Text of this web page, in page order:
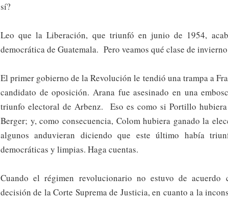
sí?
Leo que la Liberación, que triunfó en junio de 1954,
democrática de Guatemala. Pero veamos qué clase de
El primer gobierno de la Revolución le tendió una trampa a
candidato de oposición. Arana fue asesinado en una
triunfo electoral de Arbenz. Eso es como si Portillo hubiera
Berger; y, como consecuencia, Colom hubiera ganado la
algunos anduvieran diciendo que este último había
democráticas y limpias. Haga cuentas.
Cuando el régimen revolucionario no estuvo de acuerdo
decisión de la Corte Suprema de Justicia, en cuanto a la